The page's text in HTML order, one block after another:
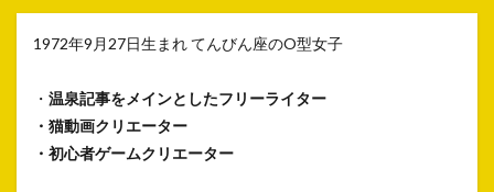
1972年9月27日生まれ てんびん座のO型女子
・ 温泉記事をメインとしたフリーライター
・猫動画クリエーター
・初心者ゲームクリエーター